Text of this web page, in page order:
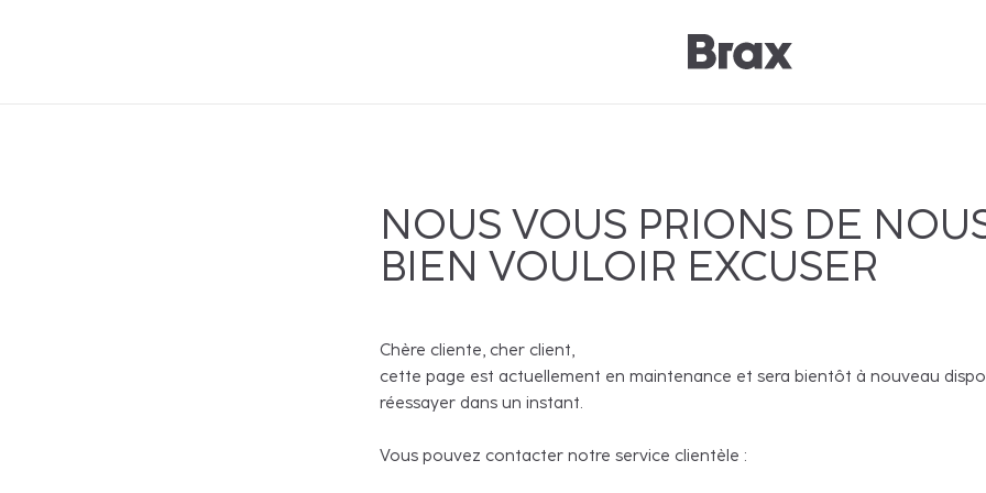
NOUS VOUS PRIONS DE
BIEN VOULOIR EXCUSER
Chère cliente, cher client,
cette page est actuellement en maintenance et sera bientôt à nouveau
réessayer dans un instant.
Vous pouvez contacter notre service clientèle :